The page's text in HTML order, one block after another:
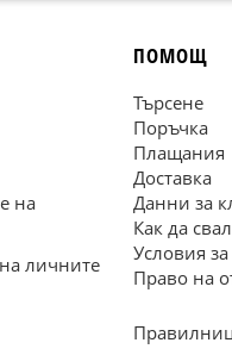
на
личните
ПОМОЩ
Търсене
Поръчка
Плащания
Доставка
Данни за
Как да
Условия
Право на